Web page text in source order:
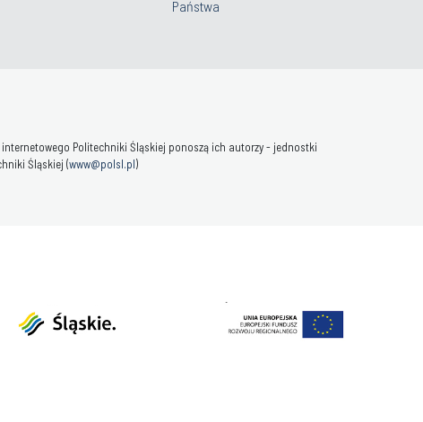
Państwa
Politechniki Śląskiej ponoszą ich autorzy - jednostki
Śląskiej (www@polsl.pl)